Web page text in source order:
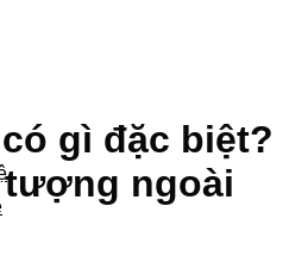
gì đặc biệt?
tượng ngoài